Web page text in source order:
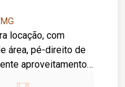
locação, com
área, pé-direito de
aproveitamento